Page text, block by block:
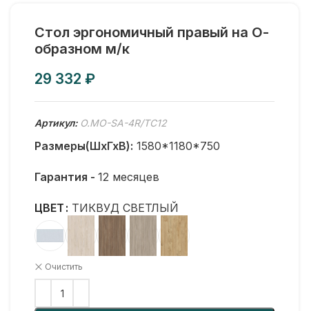
Стол эргономичный правый на О-
образном м/к
₽
Артикул: O.MO-SA-4R/ТС12
Размеры(ШхГхВ): 1580*1180*750
Гарантия - 12 месяцев
ЦВЕТ ТИКВУД СВЕТЛЫЙ
Очистить